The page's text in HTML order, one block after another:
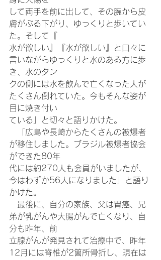
して両手を前に出して、その腕から皮
膚がぶる下がり、ゆっくりと歩いてい
た。そして『
水が欲しい』『水が欲しい』と口々に
言いながらゆっくりと水のある方に歩
き、水のタン
クの側には水を飲んで亡くなった人が
たくさん倒れていた。今もそんな姿が
目に焼き付い
ている」と切々と語りかけた。
「広島や長崎からたくさんの被爆者
が移住しました。ブラジル被爆者協会
ができた80年
代には約270人も会員がいましたが、
今はわずか56人になりました」と語り
かけた。
最後に、自分の家族、父は胃癌、兄
弟が乳がんや大腸がんで亡くなり、自
分も昨年、前
立腺がんが発見されて治療中で、昨年
12月には脊椎が2箇所骨折し、現在は